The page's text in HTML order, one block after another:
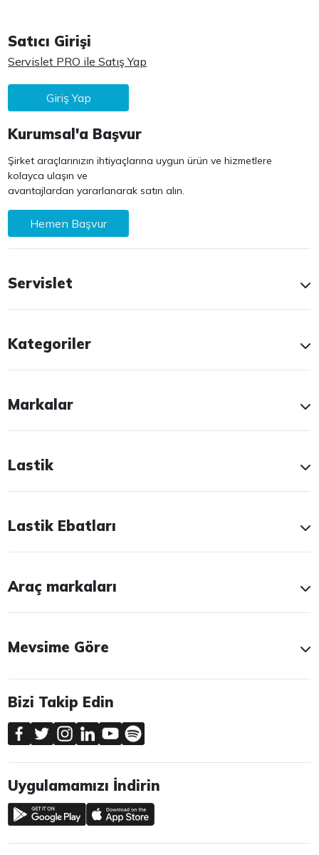
Satıcı Girişi
Servislet PRO ile Satış Yap
Giriş Yap
Kurumsal'a Başvur
Şirket araçlarınızın ihtiyaçlarına uygun ürün ve hizmetlere
kolayca ulaşın ve
avantajlardan yararlanarak satın alın.
Hemen Başvur
Servislet
Kategoriler
Markalar
Lastik
Lastik Ebatları
Araç markaları
Mevsime Göre
Bizi Takip Edin
Uygulamamızı İndirin